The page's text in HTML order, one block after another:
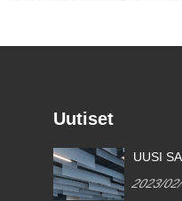
Uutiset
UUSI
2023/